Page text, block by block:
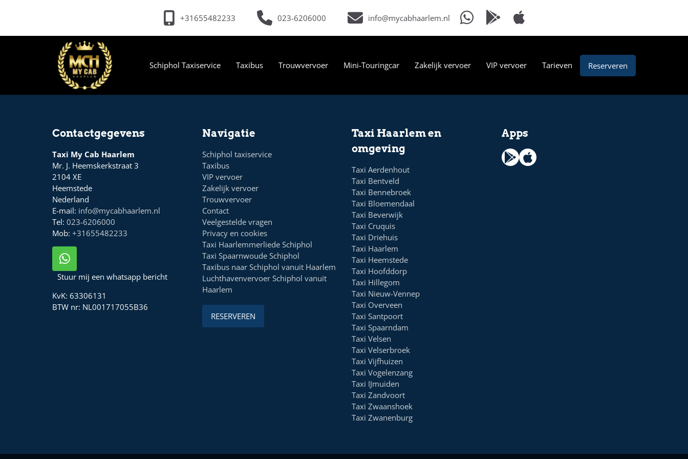
+31655482233 023-6206000 info@mycabhaarlem.nl
Schiphol Taxiservice Taxibus Trouwvervoer Mini-Touringcar Zakelijk vervoer VIP vervoer Tarieven Reserveren
Contactgegevens
Taxi My Cab Haarlem
Mr. J. Heemskerkstraat 3
2104 XE
Heemstede
Nederland
E-mail: info@mycabhaarlem.nl
Tel: 023-6206000
Mob: +31655482233
Stuur mij een whatsapp bericht
KvK: 63306131
BTW nr: NL001717055B36
Navigatie
Schiphol taxiservice
Taxibus
VIP vervoer
Zakelijk vervoer
Trouwvervoer
Contact
Veelgestelde vragen
Privacy en cookies
Taxi Haarlemmerliede Schiphol
Taxi Spaarnwoude Schiphol
Taxibus naar Schiphol vanuit Haarlem
Luchthavenvervoer Schiphol vanuit
Haarlem
RESERVEREN
Taxi Haarlem en
omgeving
Taxi Aerdenhout
Taxi Bentveld
Taxi Bennebroek
Taxi Bloemendaal
Taxi Beverwijk
Taxi Cruquis
Taxi Driehuis
Taxi Haarlem
Taxi Heemstede
Taxi Hoofddorp
Taxi Hillegom
Taxi Nieuw-Vennep
Taxi Overveen
Taxi Santpoort
Taxi Spaarndam
Taxi Velsen
Taxi Velserbroek
Taxi Vijfhuizen
Taxi Vogelenzang
Taxi IJmuiden
Taxi Zandvoort
Taxi Zwaanshoek
Taxi Zwanenburg
Apps